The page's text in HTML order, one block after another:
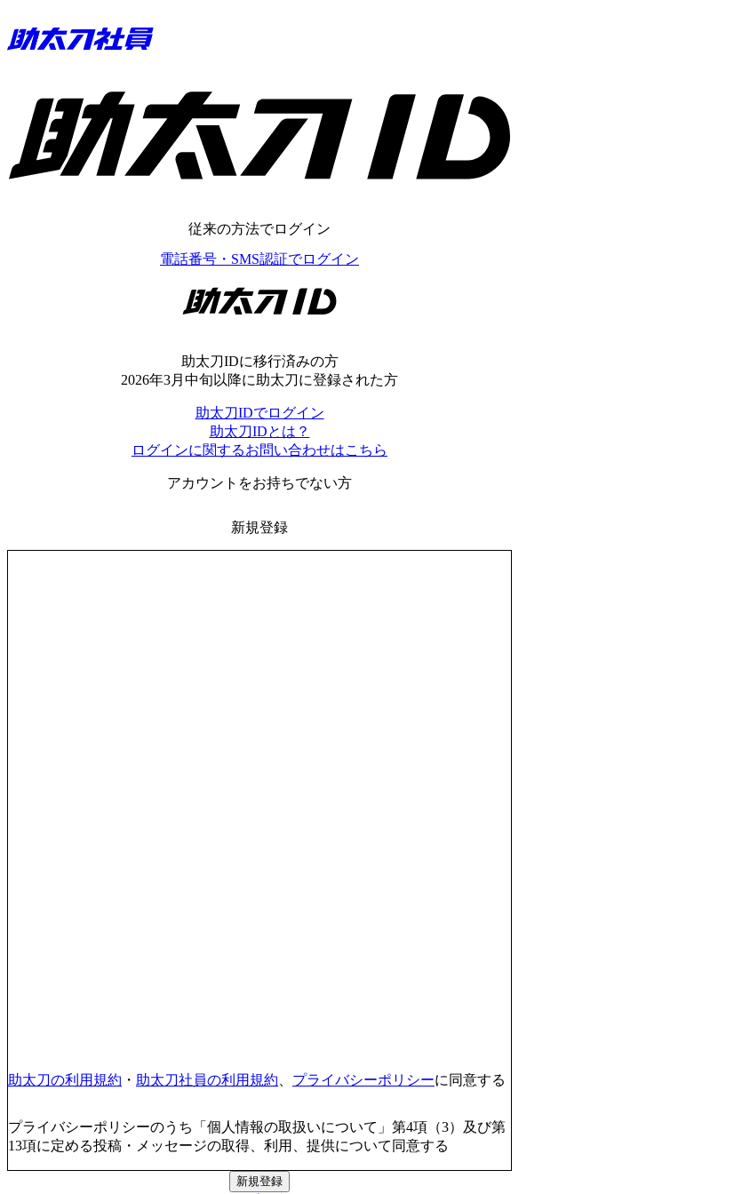
助太刀ID
従来の方法でログイン
電話番号・SMS認証でログイン
助太刀ID
助太刀IDに移行済みの方
2026年3月中旬以降に助太刀に登録された方
助太刀IDでログイン
助太刀IDとは？
ログインに関するお問い合わせはこちら
アカウントをお持ちでない方
新規登録
助太刀の利用規約 ・ 助太刀社員の利用規約 プライバシーポリシーに同意する
プライバシーポリシーのうち「個人情報の取扱いについて」第4項（3）及び第
13項に定める投稿・メッセージの取得、利用、提供について同意する
新規登録